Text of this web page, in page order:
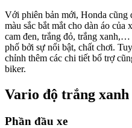
Với phiên bản mới, Honda cũng
màu sắc bắt mắt cho dàn áo của
cam đen, trắng đỏ, trắng
phố bởi sự nổi bật, chất chơi.
chỉnh thêm các chi tiết bổ trợ
biker.
Vario độ trắng xanh
Phần đầu xe